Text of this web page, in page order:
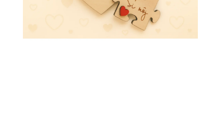
POHÁR NA BIELE VÍNO - CELEBRATION
360 ML S VLASTNÝM GRAVÍROVANÍM
POHÁR
ML S